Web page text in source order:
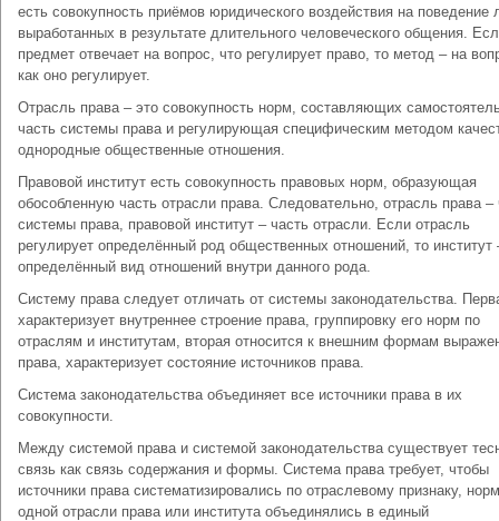
есть совокупность приёмов юридического воздействия на поведение
выработанных в результате длительного человеческого общения.
предмет отвечает на вопрос, что регулирует право, то метод – на
как оно регулирует.
Отрасль права – это совокупность норм, составляющих
часть системы права и регулирующая специфическим методом
однородные общественные отношения.
Правовой институт есть совокупность правовых норм, образующая
обособленную часть отрасли права. Следовательно, отрасль права –
системы права, правовой институт – часть отрасли. Если отрасль
регулирует определённый род общественных отношений, то институт
определённый вид отношений внутри данного рода.
Систему права следует отличать от системы законодательства.
характеризует внутреннее строение права, группировку его норм по
отраслям и институтам, вторая относится к внешним формам
права, характеризует состояние источников права.
Система законодательства объединяет все источники права в их
совокупности.
Между системой права и системой законодательства существует
связь как связь содержания и формы. Система права требует, чтобы
источники права систематизировались по отраслевому признаку,
одной отрасли права или института объединялись в единый